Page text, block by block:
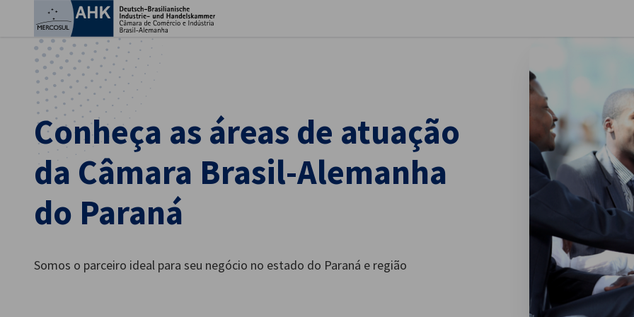
Conheça as áreas de atuação
da Câmara Brasil-Alemanha
do Paraná
Somos o parceiro ideal para seu negócio no estado do Paraná e região